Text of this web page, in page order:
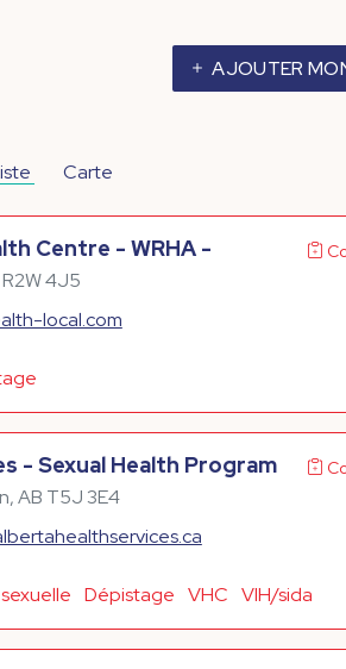
AJOUTER
Carte
Centre - WRHA -
4J5
local.com
- Sexual Health Program
AB T5J 3E4
Dépistage VHC VIH/sida